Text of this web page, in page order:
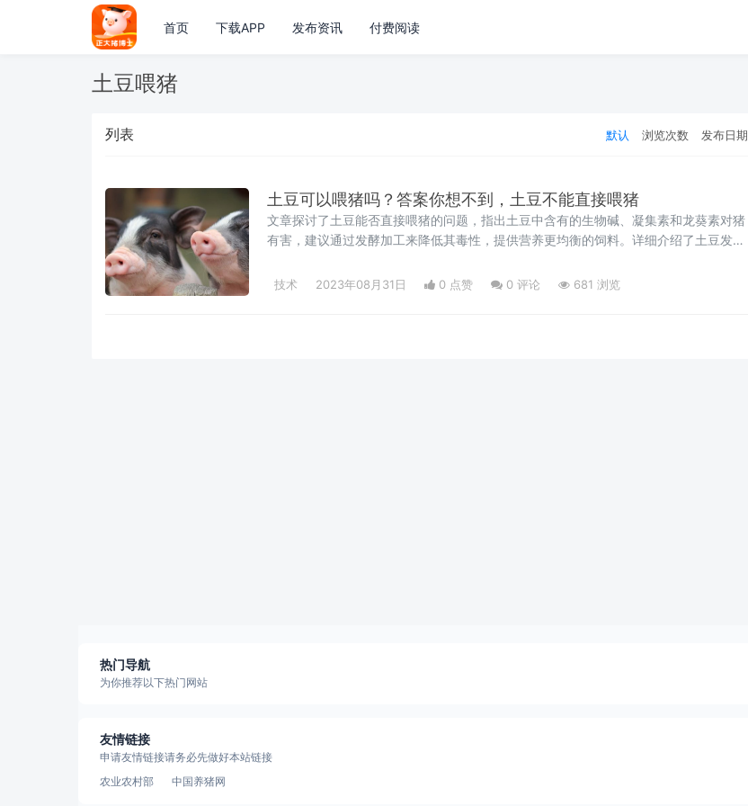
首页 下载APP 发布资讯 付费阅读
土豆喂猪
列表 默认 浏览次数 发布日期
土豆可以喂猪吗？答案你想不到，土豆不能直接喂猪
文章探讨了土豆能否直接喂猪的问题，指出土豆中含有的生物碱、凝集素和龙葵素对猪
有害，建议通过发酵加工来降低其毒性，提供营养更均衡的饲料。详细介绍了土豆发酵
猪饲料的经济价值和适口性。
技术 2023年08月31日 0 点赞 0 评论 681 浏览
热门导航
为你推荐以下热门网站
友情链接
申请友情链接请务必先做好本站链接
农业农村部
中国养猪网